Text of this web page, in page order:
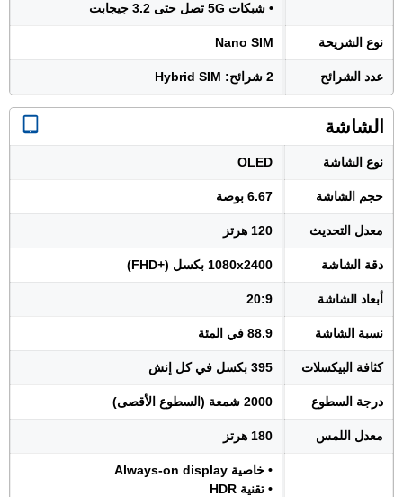
• شبكات 5G تصل حتى 3.2 جيجابت
نوع الشريحة Nano SIM
عدد الشرائح 2 شرائح: Hybrid SIM
الشاشة
نوع الشاشة OLED
حجم الشاشة 6.67 بوصة
معدل التحديث 120 هرتز
دقة الشاشة 1080x2400 بكسل (+FHD)
أبعاد الشاشة 20:9
نسبة الشاشة 88.9 في المئة
كثافة البيكسلات 395 بكسل في كل إنش
درجة السطوع 2000 شمعة (السطوع الأقصى)
معدل اللمس 180 هرتز
• خاصية Always-on display
• تقنية HDR